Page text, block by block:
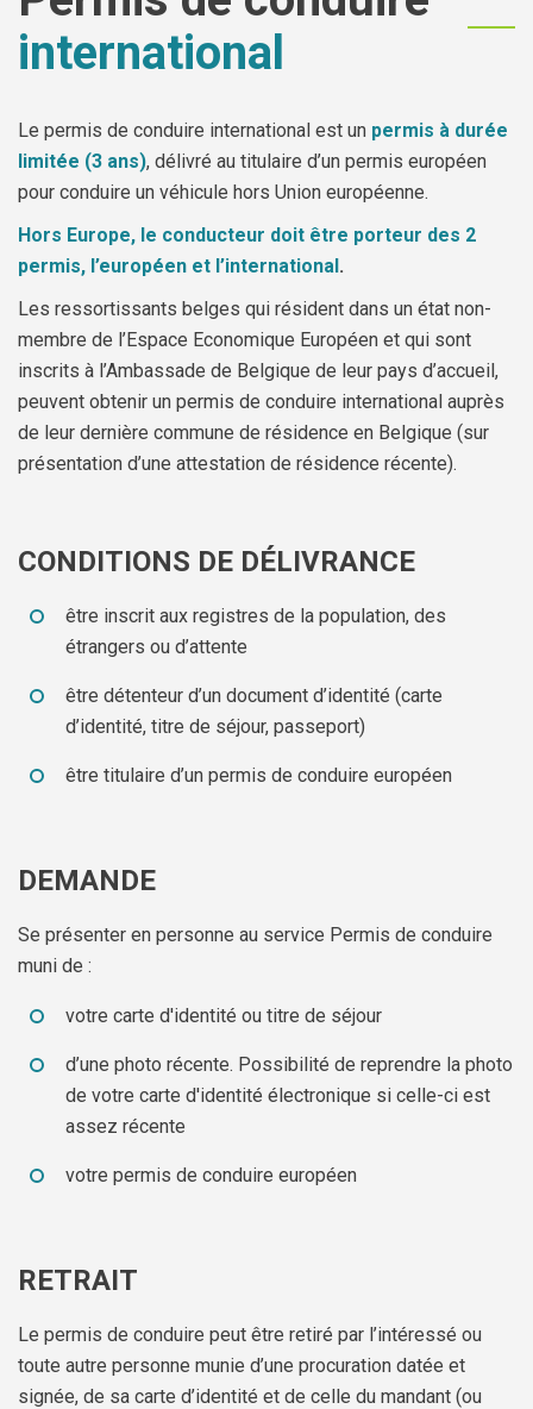
international
Le permis de conduire international est un permis à durée
limitée (3 ans), délivré au titulaire d’un permis européen
pour conduire un véhicule hors Union européenne.
Hors Europe, le conducteur doit être porteur des 2
permis, l’européen et l’international .
Les ressortissants belges qui résident dans un état non-
membre de l’Espace Economique Européen et qui sont
inscrits à l’Ambassade de Belgique de leur pays d’accueil,
peuvent obtenir un permis de conduire international auprès
de leur dernière commune de résidence en Belgique (sur
présentation d’une attestation de résidence récente).
CONDITIONS DE DÉLIVRANCE
être inscrit aux registres de la population, des
étrangers ou d’attente
être détenteur d’un document d’identité (carte
d’identité, titre de séjour, passeport)
être titulaire d’un permis de conduire européen
DEMANDE
Se présenter en personne au service Permis de conduire
muni de :
votre carte d'identité ou titre de séjour
d’une photo récente. Possibilité de reprendre la photo
de votre carte d'identité électronique si celle-ci est
assez récente
votre permis de conduire européen
RETRAIT
Le permis de conduire peut être retiré par l’intéressé ou
toute autre personne munie d’une procuration datée et
signée, de sa carte d’identité et de celle du mandant (ou